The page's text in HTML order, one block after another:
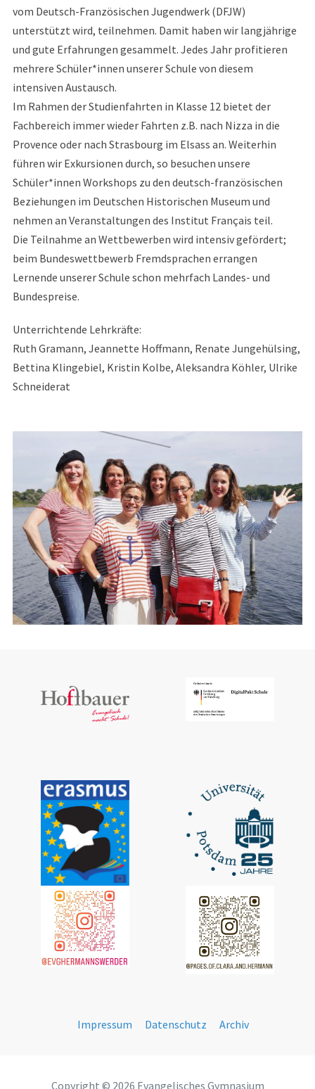
vom Deutsch-Französischen Jugendwerk (DFJW)
unterstützt wird, teilnehmen. Damit haben wir langjährige
und gute Erfahrungen gesammelt. Jedes Jahr profitieren
mehrere Schüler*innen unserer Schule von diesem
intensiven Austausch.
Im Rahmen der Studienfahrten in Klasse 12 bietet der
Fachbereich immer wieder Fahrten z.B. nach Nizza in die
Provence oder nach Strasbourg im Elsass an. Weiterhin
führen wir Exkursionen durch, so besuchen unsere
Schüler*innen Workshops zu den deutsch-französischen
Beziehungen im Deutschen Historischen Museum und
nehmen an Veranstaltungen des Institut Français teil.
Die Teilnahme an Wettbewerben wird intensiv gefördert;
beim Bundeswettbewerb Fremdsprachen errangen
Lernende unserer Schule schon mehrfach Landes- und
Bundespreise.
Unterrichtende Lehrkräfte:
Ruth Gramann, Jeannette Hoffmann, Renate Jungehülsing,
Bettina Klingebiel, Kristin Kolbe, Aleksandra Köhler, Ulrike
Schneiderat
Impressum Datenschutz Archiv
Copyright © 2026 Evangelisches Gymnasium